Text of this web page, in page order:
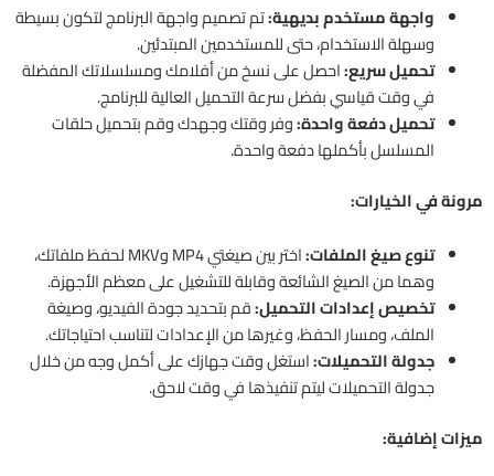
واجهة مستخدم بديهية:تم تصميم واجهة البرنامج لتكون بسيطة
وسهلة الاستخدام، حتى للمستخدمين المبتدئين.
تحميل سريع:احصل على نسخ من أفلامك ومسلسلاتك المفضلة
في وقت قياسي بفضل سرعة التحميل العالية للبرنامج.
تحميل دفعة واحدة:وفر وقتك وجهدك وقم بتحميل حلقات
المسلسل بأكملها دفعة واحدة.
مرونة في الخيارات:
تنوع صيغ الملفات:
اختر بين صيغتي MP4 وMKV لحفظ ملفاتك،
وهما من الصيغ الشائعة وقابلة للتشغيل على معظم الأجهزة.
تخصيص إعدادات التحميل:قم بتحديد جودة الفيديو، وصيغة
الملف، ومسار الحفظ، وغيرها من الإعدادات لتناسب احتياجاتك.
جدولة التحميلات:استغل وقت جهازك على أكمل وجه من خلال
جدولة التحميلات ليتم تنفيذها في وقت لاحق.
ميزات إضافية: